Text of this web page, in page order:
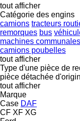
tout afficher
Catégorie des engins
camions tracteurs
remorques bus
machines communales
camions poubelles
tout afficher
Type d'une pièce de
pièce détachée
tout afficher
Marque
Case DAF
CF XF XG